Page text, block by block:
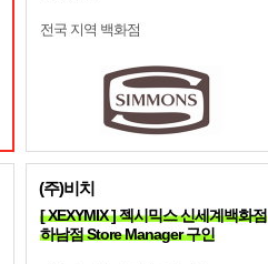
전국 지역 백화점
(주)비치
[ XEXYMIX ] 젝시믹스 신세계백화점
하남점 Store Manager 구인